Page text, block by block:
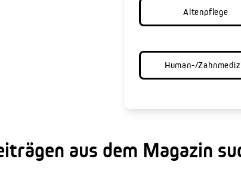
Altenpflege
Human-/
aus dem Magazin